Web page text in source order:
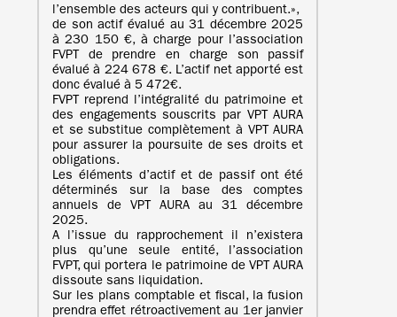
l’ensemble des acteurs qui y contribuent.»,
de son actif évalué au 31 décembre 2025
à 230 150 €, à charge pour l’association
FVPT de prendre en charge son passif
évalué à 224 678 €. L’actif net apporté est
donc évalué à 5 472€.
FVPT reprend l’intégralité du patrimoine et
des engagements souscrits par VPT AURA
et se substitue complètement à VPT AURA
pour assurer la poursuite de ses droits et
obligations.
Les éléments d’actif et de passif ont été
déterminés sur la base des comptes
annuels de VPT AURA au 31 décembre
2025.
A l’issue du rapprochement il n’existera
plus qu’une seule entité, l’association
FVPT, qui portera le patrimoine de VPT AURA
dissoute sans liquidation.
Sur les plans comptable et fiscal, la fusion
prendra effet rétroactivement au 1er janvier